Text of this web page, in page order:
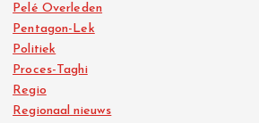
Pelé Overleden
Pentagon-Lek
Politiek
Proces-Taghi
Regio
Regionaal nieuws